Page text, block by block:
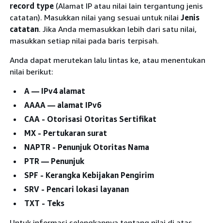
record type (Alamat IP atau nilai lain tergantung jenis
catatan). Masukkan nilai yang sesuai untuk nilai Jenis
catatan. Jika Anda memasukkan lebih dari satu nilai,
masukkan setiap nilai pada baris terpisah.
Anda dapat merutekan lalu lintas ke, atau menentukan
nilai berikut:
A — IPv4 alamat
AAAA — alamat IPv6
CAA - Otorisasi Otoritas Sertifikat
MX - Pertukaran surat
NAPTR - Penunjuk Otoritas Nama
PTR — Penunjuk
SPF - Kerangka Kebijakan Pengirim
SRV - Pencari lokasi layanan
TXT - Teks